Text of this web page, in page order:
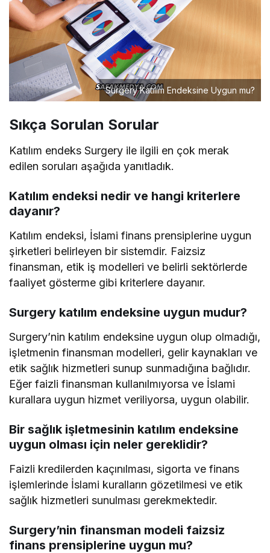
Surgery Katılım Endeksine Uygun mu?
Sıkça Sorulan Sorular
Katılım endeks Surgery ile ilgili en çok merak
edilen soruları aşağıda yanıtladık.
Katılım endeksi nedir ve hangi kriterlere
dayanır?
Katılım endeksi, İslami finans prensiplerine uygun
şirketleri belirleyen bir sistemdir. Faizsiz
finansman, etik iş modelleri ve belirli sektörlerde
faaliyet gösterme gibi kriterlere dayanır.
Surgery katılım endeksine uygun mudur?
Surgery’nin katılım endeksine uygun olup olmadığı,
işletmenin finansman modelleri, gelir kaynakları ve
etik sağlık hizmetleri sunup sunmadığına bağlıdır.
Eğer faizli finansman kullanılmıyorsa ve İslami
kurallara uygun hizmet veriliyorsa, uygun olabilir.
Bir sağlık işletmesinin katılım endeksine
uygun olması için neler gereklidir?
Faizli kredilerden kaçınılması, sigorta ve finans
işlemlerinde İslami kuralların gözetilmesi ve etik
sağlık hizmetleri sunulması gerekmektedir.
Surgery’nin finansman modeli faizsiz
finans prensiplerine uygun mu?